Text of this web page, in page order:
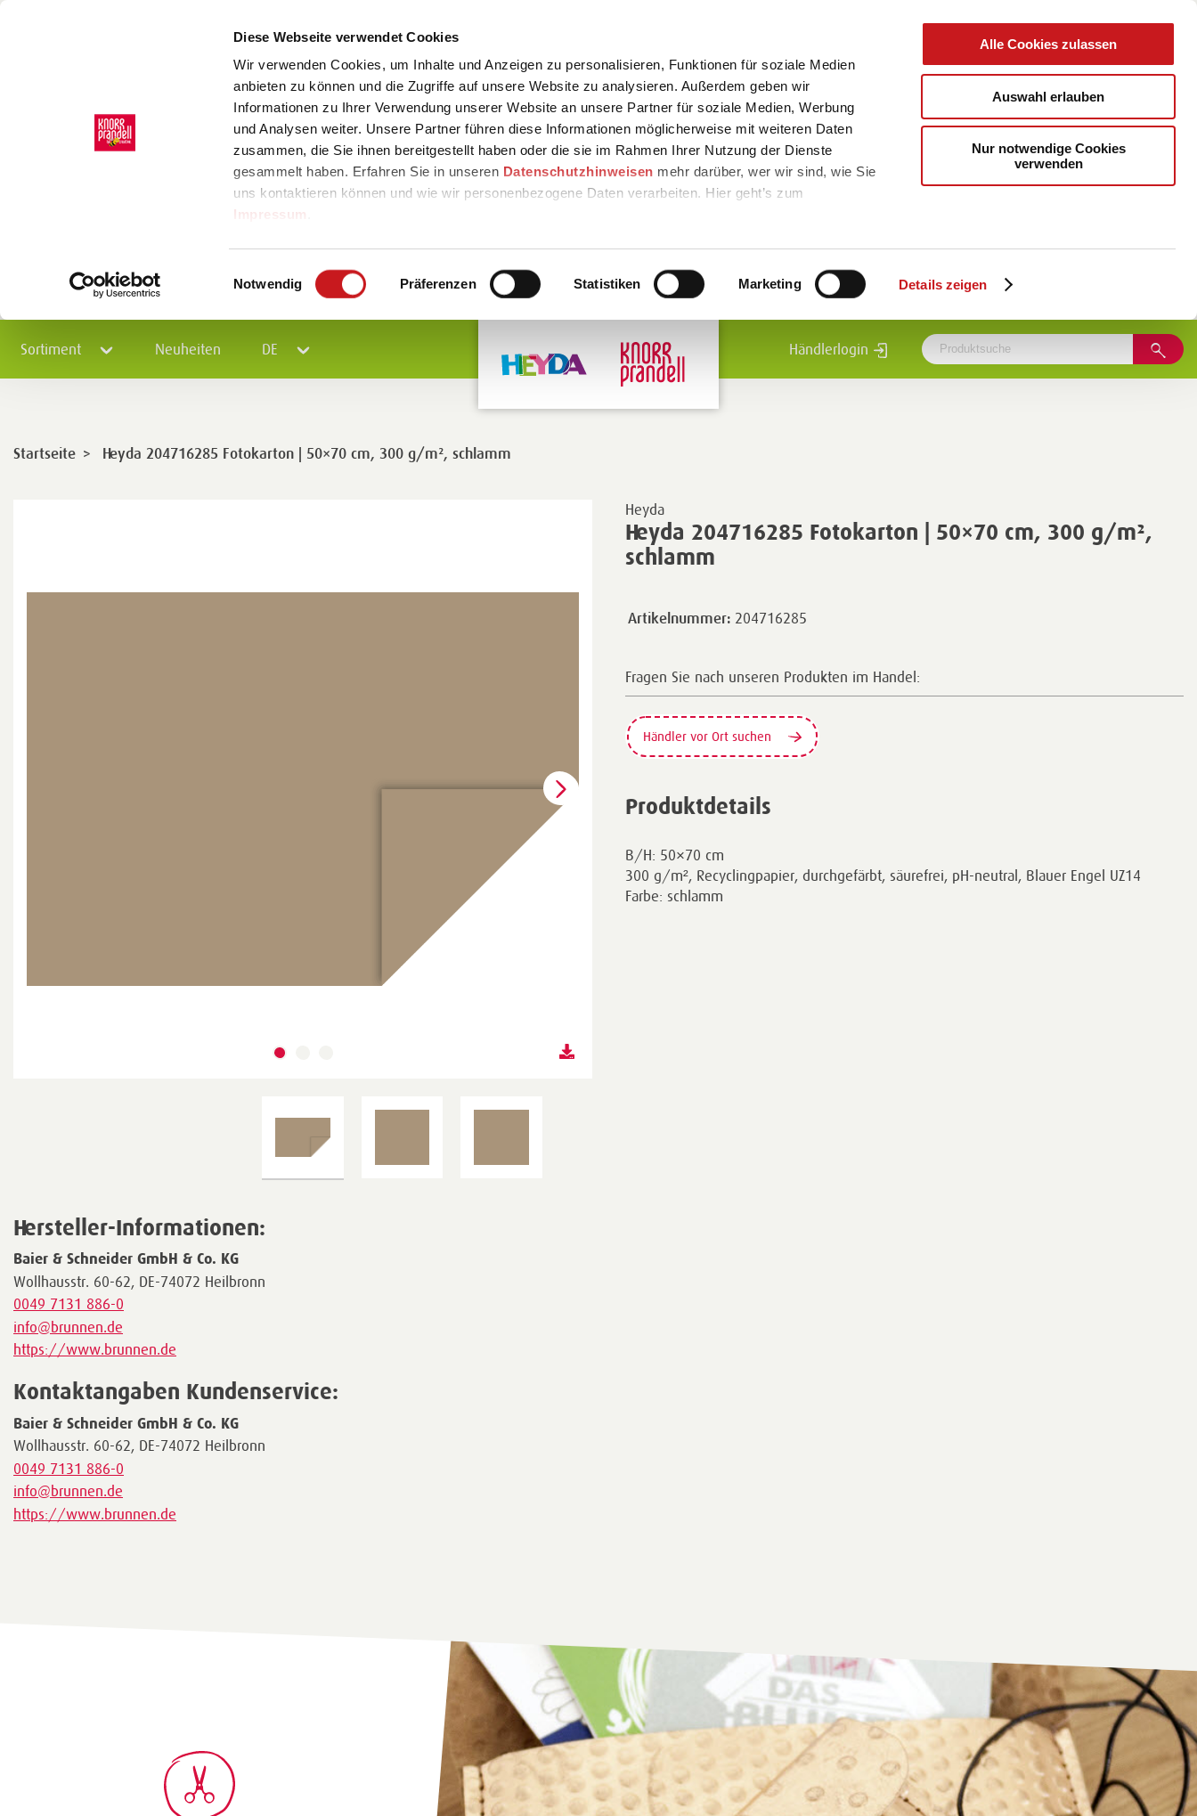
Diese Webseite verwendet Cookies
Wir verwenden Cookies, um Inhalte und Anzeigen zu personalisieren, Funktionen für soziale Medien
anbieten zu können und die Zugriffe auf unsere Website zu analysieren. Außerdem geben wir
Informationen zu Ihrer Verwendung unserer Website an unsere Partner für soziale Medien, Werbung
und Analysen weiter. Unsere Partner führen diese Informationen möglicherweise mit weiteren Daten
zusammen, die Sie ihnen bereitgestellt haben oder die sie im Rahmen Ihrer Nutzung der Dienste
gesammelt haben. Erfahren Sie in unseren Datenschutzhinweisen mehr darüber, wer wir sind, wie Sie
uns kontaktieren können und wie wir personenbezogene Daten verarbeiten. Hier geht’s zum
Impressum
Einwilligungsauswahl
Notwendig Präferenzen Statistiken Marketing Details zeigen
Alle Cookies zulassen
Auswahl erlauben
Nur notwendige Cookies
verwenden
Sortiment Neuheiten DE Händlerlogin
Heyda
Heyda 204716285 Fotokarton | 50×70 cm, 300 g/m²,
schlamm
Startseite > Heyda 204716285 Fotokarton | 50×70 cm, 300 g/m², schlamm
Artikelnummer: 204716285
Fragen Sie nach unseren Produkten im Handel:
Händler vor Ort suchen
Produktdetails
B/H: 50×70 cm
300 g/m², Recyclingpapier, durchgefärbt, säurefrei, pH-neutral, Blauer Engel UZ14
Farbe: schlamm
Hersteller-Informationen:
Baier & Schneider GmbH & Co. KG
Wollhausstr. 60-62, DE-74072 Heilbronn
0049 7131 886-0
info@brunnen.de
https://www.brunnen.de
Kontaktangaben Kundenservice:
Baier & Schneider GmbH & Co. KG
Wollhausstr. 60-62, DE-74072 Heilbronn
0049 7131 886-0
info@brunnen.de
https://www.brunnen.de